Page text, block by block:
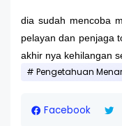
dia sudah mencoba
pelayan dan penjaga
akhir nya kehilangan
Pengetahuan
Facebook